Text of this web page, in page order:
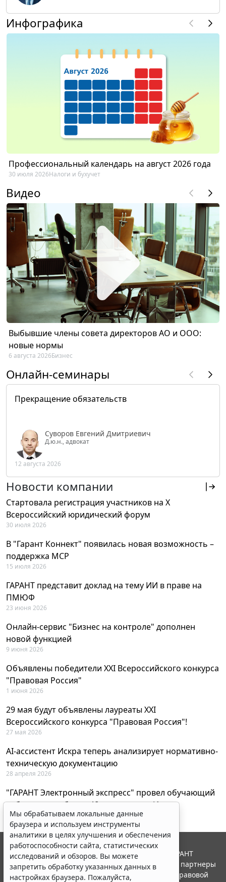
Инфографика
Профессиональный календарь на август 2026 года
30 июля 2026Налоги и бухучет
Видео
Выбывшие члены совета директоров АО и ООО:
новые нормы
6 августа 2026Бизнес
Онлайн-семинары
Прекращение обязательств
Суворов Евгений Дмитриевич
Д.ю.н., адвокат
12 августа 2026
Новости компании
Стартовала регистрация участников на X
Всероссийский юридический форум
30 июля 2026
В "Гарант Коннект" появилась новая возможность –
поддержка MCP
15 июля 2026
ГАРАНТ представит доклад на тему ИИ в праве на
ПМЮФ
23 июня 2026
Онлайн-сервис "Бизнес на контроле" дополнен
новой функцией
9 июня 2026
Объявлены победители XXI Всероссийского конкурса
"Правовая Россия"
1 июня 2026
29 мая будут объявлены лауреаты XXI
Всероссийского конкурса "Правовая Россия"!
27 мая 2026
AI-ассистент Искра теперь анализирует нормативно-
техническую документацию
28 апреля 2026
"ГАРАНТ Электронный экспресс" провел обучающий
вебинар по работе с AI-ассистентом Искра
23 апреля 2026
Мы обрабатываем локальные данные
браузера и используем инструменты
аналитики в целях улучшения и обеспечения
работоспособности сайта, статистических
исследований и обзоров. Вы можете
запретить обработку указанных данных в
настройках браузера. Пожалуйста,
© ООО "НПП "ГАРАНТ-СЕРВИС", 2026. Система ГАРАНТ
выпускается с 1990 года. Компания "Гарант" и ее партнеры
являются участниками Российской ассоциации правовой